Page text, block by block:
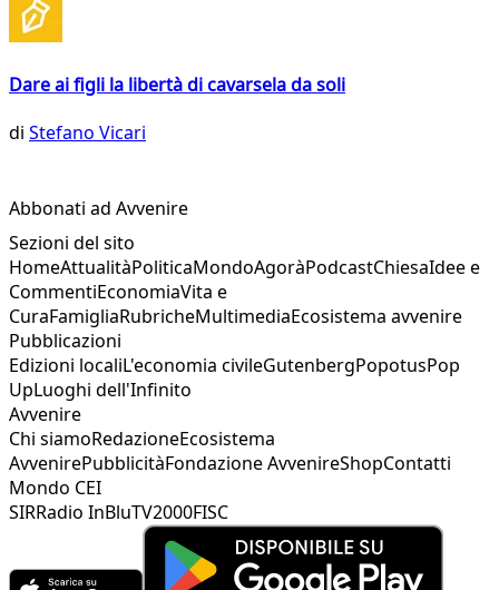
Dare ai figli la libertà di cavarsela da soli
di Stefano Vicari
Abbonati ad Avvenire
Sezioni del sito
HomeAttualitàPoliticaMondoAgoràPodcastChiesaIdee e
CommentiEconomiaVita e
CuraFamigliaRubricheMultimediaEcosistema avvenire
Pubblicazioni
Edizioni localiL'economia civileGutenbergPopotusPop
UpLuoghi dell'Infinito
Avvenire
Chi siamoRedazioneEcosistema
AvvenirePubblicitàFondazione AvvenireShopContatti
Mondo CEI
SIRRadio InBluTV2000FISC